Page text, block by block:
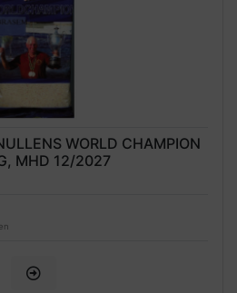
WORLD CHAMPION
MHD 12/2027